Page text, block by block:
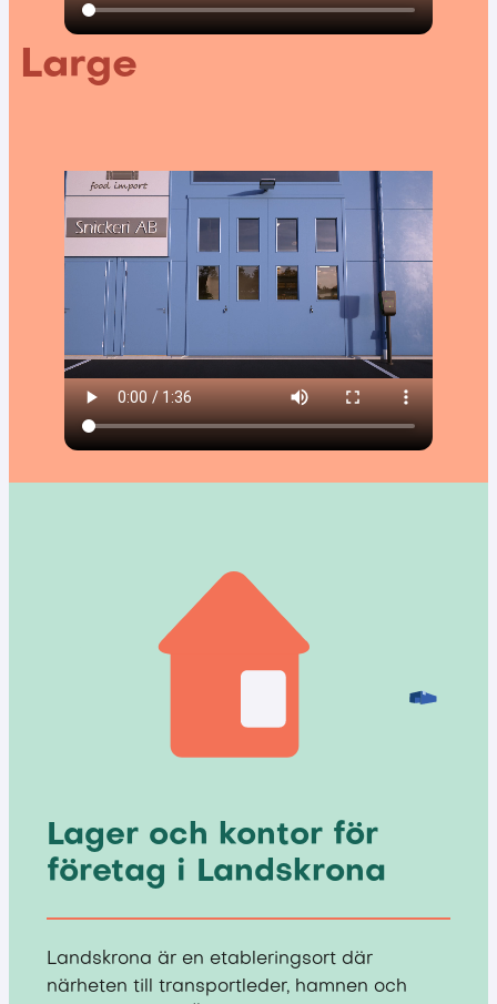
Large
Lager och kontor för
företag i Landskrona
Landskrona är en etableringsort där
närheten till transportleder, hamnen och